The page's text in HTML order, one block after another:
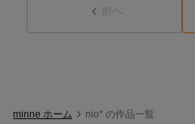
前へ
minne ホーム nio* の作品一覧